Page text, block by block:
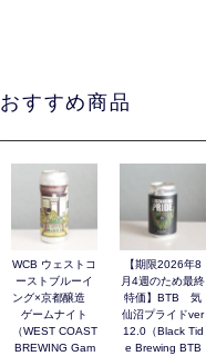
おすすめ商品
WCB ウェストコ
ーストブルーイ
ング×京都醸造
ゲームナイト
（WEST COAST
BREWING Gam
【期限2026年8
月4週のため最終
特価】BTB 気
仙沼プライドver
12.0（Black Tid
e Brewing BTB